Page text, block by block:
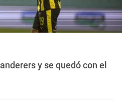
y se quedó con el